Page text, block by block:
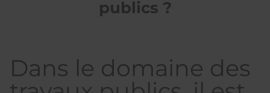
publics ?
Dans le domaine des